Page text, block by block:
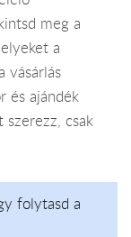
meg a
a
vásárlás
és ajándék
csak
folytasd a